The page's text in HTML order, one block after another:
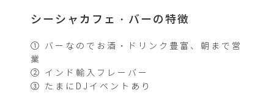
シーシャカフェ・バーの特徴
① バーなのでお酒・ドリンク豊富、朝まで営
業
② インド輸入フレーバー
③ たまにDJイベントあり